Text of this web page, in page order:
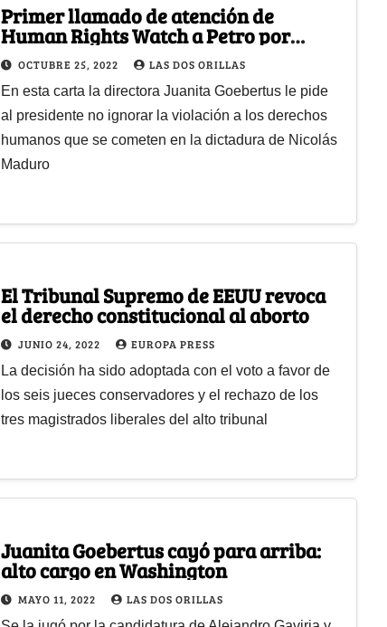
Primer llamado de atención de
Human Rights Watch a Petro por
restablecimiento de relaciones con
Venezuela
OCTUBRE 25, 2022 LAS DOS ORILLAS
En esta carta la directora Juanita Goebertus le pide
al presidente no ignorar la violación a los derechos
humanos que se cometen en la dictadura de Nicolás
Maduro
El Tribunal Supremo de EEUU revoca
el derecho constitucional al aborto
JUNIO 24, 2022 EUROPA PRESS
La decisión ha sido adoptada con el voto a favor de
los seis jueces conservadores y el rechazo de los
tres magistrados liberales del alto tribunal
Juanita Goebertus cayó para arriba:
alto cargo en Washington
MAYO 11, 2022 LAS DOS ORILLAS